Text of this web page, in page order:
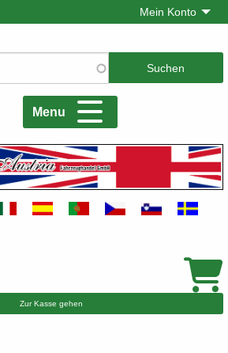
Mein Konto
Menu
Zur Kasse gehen